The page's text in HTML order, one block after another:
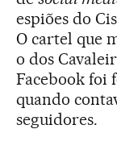
espiões do
O cartel que
o dos
Facebook foi
quando
seguidores.